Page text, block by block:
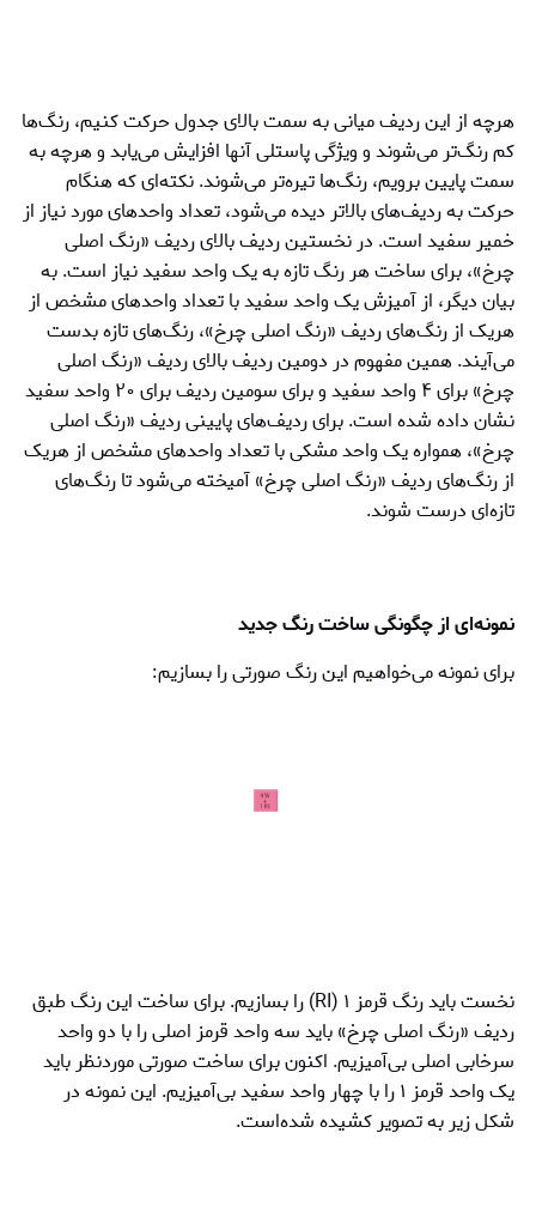
هرچه از این ردیف میانی به سمت بالای جدول حرکت کنیم، رنگ‌ها
کم رنگ‌تر می‌شوند و ویژگی پاستلی آنها افزایش می‌یابد و هرچه به
سمت پایین برویم، رنگ‌ها تیره‌تر می‌شوند. نکته‌ای که هنگام
حرکت به ردیف‌های بالاتر دیده می‌شود، تعداد واحدهای مورد نیاز از
خمیر سفید است. در نخستین ردیف بالای ردیف «رنگ اصلی
چرخ»، برای ساخت هر رنگ تازه به یک واحد سفید نیاز است. به
بیان دیگر، از آمیزش یک واحد سفید با تعداد واحدهای مشخص از
هریک از رنگ‌های ردیف «رنگ اصلی چرخ»، رنگ‌های تازه بدست
می‌آیند. همین مفهوم در دومین ردیف بالای ردیف «رنگ اصلی
چرخ» برای ۴ واحد سفید و برای سومین ردیف برای ۲۰ واحد سفید
نشان داده شده است. برای ردیف‌های پایینی ردیف «رنگ اصلی
چرخ»، همواره یک واحد مشکی با تعداد واحدهای مشخص از هریک
از رنگ‌های ردیف «رنگ اصلی چرخ» آمیخته می‌شود تا رنگ‌های
تازه‌ای درست شوند.
نمونه‌ای از چگونگی ساخت رنگ جدید
برای نمونه می‌خواهیم این رنگ صورتی را بسازیم:
نخست باید رنگ قرمز ۱ (RI) را بسازیم. برای ساخت این رنگ طبق
ردیف «رنگ اصلی چرخ» باید سه واحد قرمز اصلی را با دو واحد
سرخابی اصلی بی‌آمیزیم. اکنون برای ساخت صورتی موردنظر باید
یک واحد قرمز ۱ را با چهار واحد سفید بی‌آمیزیم. این نمونه در
شکل زیر به تصویر کشیده شده‌است.